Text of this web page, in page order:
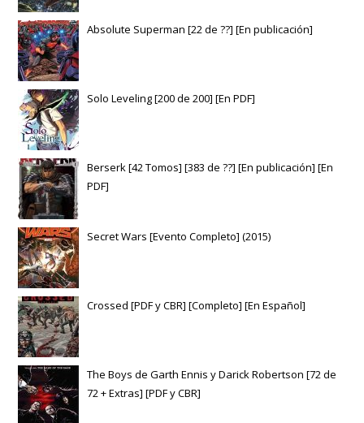
Absolute Superman [22 de ??] [En publicación]
Solo Leveling [200 de 200] [En PDF]
Berserk [42 Tomos] [383 de ??] [En publicación] [En
PDF]
Secret Wars [Evento Completo] (2015)
Crossed [PDF y CBR] [Completo] [En Español]
The Boys de Garth Ennis y Darick Robertson [72 de
72 + Extras] [PDF y CBR]